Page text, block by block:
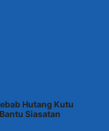
Hutang Kutu
Siasatan